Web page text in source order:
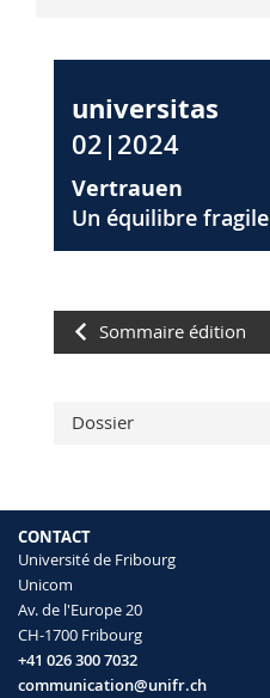
universitas
02|2024
Vertrauen
Un équilibre fragile
Sommaire édition
Dossier
CONTACT
Université de Fribourg
Unicom
Av. de l'Europe 20
CH-1700 Fribourg
+41 026 300 7032
communication@unifr.ch